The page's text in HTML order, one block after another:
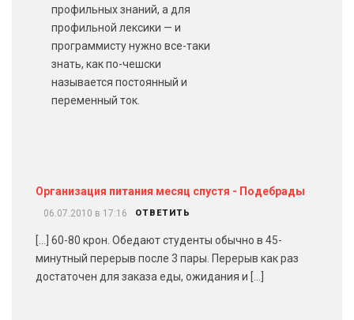
профильных знаний, а для
профильной лексики — и
программисту нужно все-таки
знать, как по-чешски
называется постоянный и
переменный ток.
Организация питания месяц спустя - Подебрады
06.07.2010 в 17:16 ОТВЕТИТЬ
[…] 60-80 крон. Обедают студенты обычно в 45-
минутный перерыв после 3 пары. Перерыв как раз
достаточен для заказа еды, ожидания и […]